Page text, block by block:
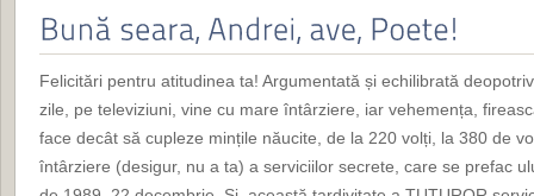
Felicitări pentru atitudinea ta! Argumentată și echilibrată
zile, pe televiziuni, vine cu mare întârziere, iar vehemența,
face decât să cupleze mințile năucite, de la 220 volți, la 380 de
întârziere (desigur, nu a ta) a serviciilor secrete, care se prefac